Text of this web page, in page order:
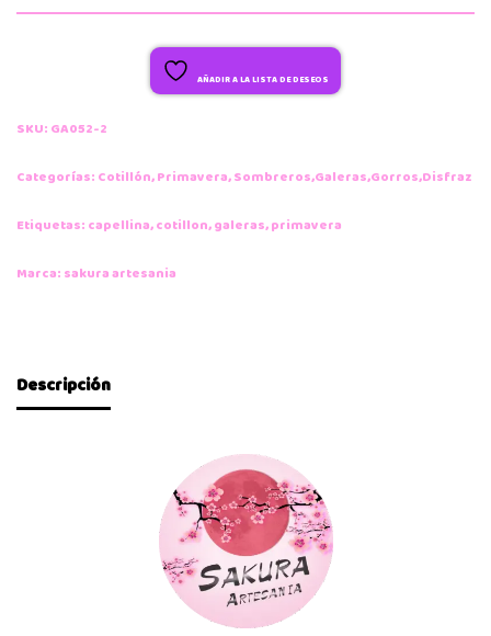
AÑADIR A LA LISTA DE DESEOS
SKU: GA052-2
Categorías: Cotillón,Primavera,Sombreros,Galeras,Gorros,Disfraz
Etiquetas: capellina,cotillon,galeras,primavera
Marca: sakura artesania
Descripción